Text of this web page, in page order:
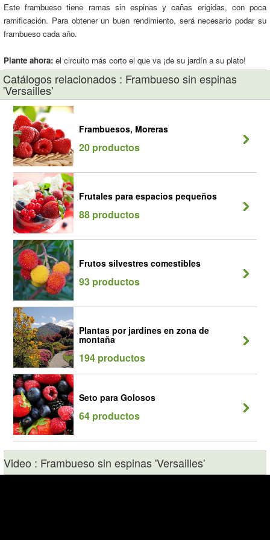
Este frambueso tiene ramas sin espinas y cañas erigidas, con poca
ramificación. Para obtener un buen rendimiento, será necesario podar su
frambueso cada año.
Plante ahora: el circuito más corto el que va ¡de su jardín a su plato!
Catálogos relacionados : Frambueso sin espinas
'Versailles'
Frambuesos, Moreras
20 productos
Frutales para espacios pequeños
88 productos
Frutos silvestres comestibles
93 productos
Plantas por jardines en zona de
montaña
194 productos
Seto para Golosos
64 productos
Video : Frambueso sin espinas 'Versailles'